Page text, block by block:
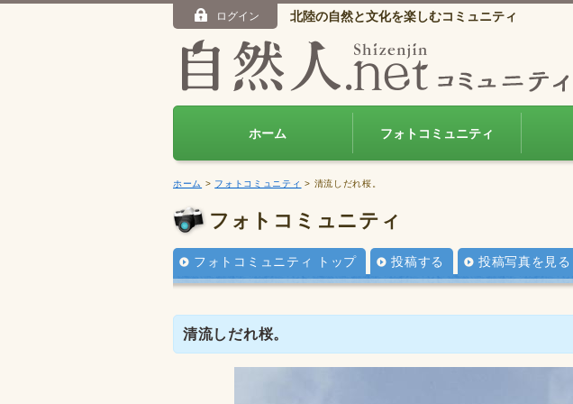
ログイン 北陸の自然と文化を楽しむコミュニティ
ホーム フォトコミュニティ
ホーム > フォトコミュニティ > 清流しだれ桜。
フォトコミュニティ
フォトコミュニティ トップ 投稿する 投稿写真を見る
清流しだれ桜。